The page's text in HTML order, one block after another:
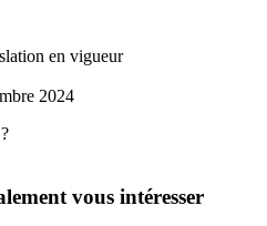
en vigueur
2024
vous intéresser